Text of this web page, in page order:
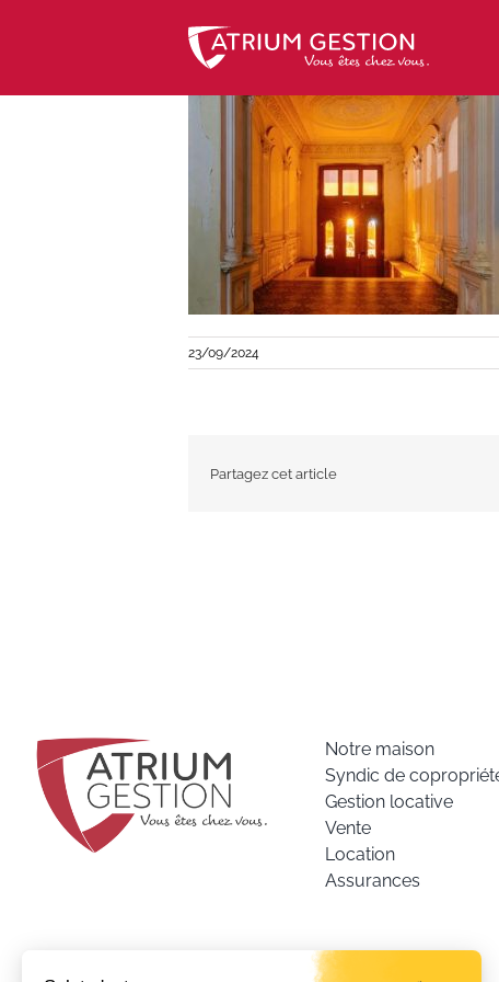
23/09/2024
Partagez cet article
Notre maison
Syndic de
Gestion locative
Vente
Location
Assurances